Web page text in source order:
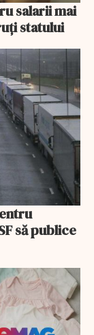
salarii mai
statului
să publice